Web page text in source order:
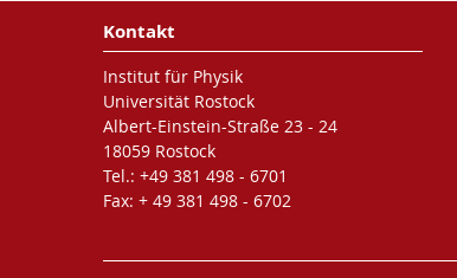
Kontakt
Institut für Physik
Universität Rostock
Albert-Einstein-Straße 23 - 24
18059 Rostock
Tel.: +49 381 498 - 6701
Fax: + 49 381 498 - 6702